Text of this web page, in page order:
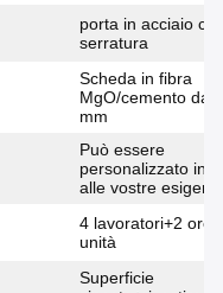
porta in acciaio
serratura
Scheda in fibra
MgO/cemento da
mm
Può essere
personalizzato in
alle vostre
4 lavoratori+2
unità
Superficie